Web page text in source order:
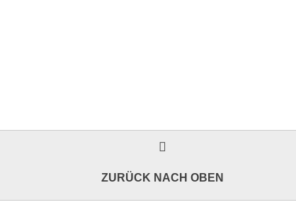
ZURÜCK NACH OBEN